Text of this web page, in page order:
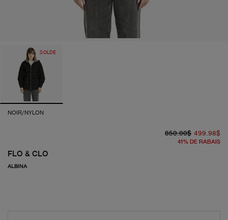
SOLDE
NOIR/NYLON
FLO & CLO
ALBINA
850.00$ 499.98$
41% DE RABAIS